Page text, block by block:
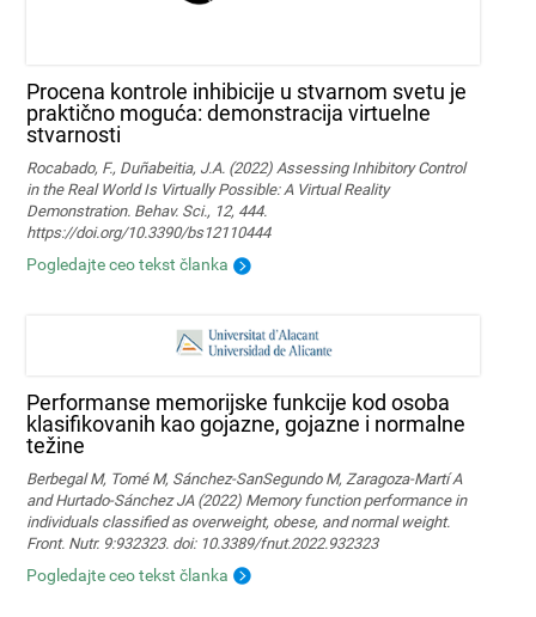
Procena kontrole inhibicije u stvarnom svetu je
praktično moguća: demonstracija virtuelne
stvarnosti
Rocabado, F., Duñabeitia, J.A. (2022) Assessing Inhibitory Control
in the Real World Is Virtually Possible: A Virtual Reality
Demonstration. Behav. Sci., 12, 444.
https://doi.org/10.3390/bs12110444
Pogledajte ceo tekst članka
Performanse memorijske funkcije kod osoba
klasifikovanih kao gojazne, gojazne i normalne
težine
Berbegal M, Tomé M, Sánchez-SanSegundo M, Zaragoza-Martí A
and Hurtado-Sánchez JA (2022) Memory function performance in
individuals classified as overweight, obese, and normal weight.
Front. Nutr. 9:932323. doi: 10.3389/fnut.2022.932323
Pogledajte ceo tekst članka